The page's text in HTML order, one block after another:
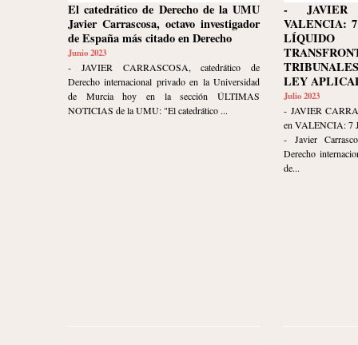
El catedrático de Derecho de la UMU
Javier Carrascosa, octavo investigador
de España más citado en Derecho
Junio 2023
- JAVIER CARRASCOSA, catedrático de
Derecho internacional privado en la Universidad
de Murcia hoy en la sección ÚLTIMAS
NOTICIAS de la UMU: "El catedrático ...
- JAVIER
VALENCIA:
LEY
Julio 2023
- JAVIER
en VALENCIA: 7
- Javier
Derecho
de...